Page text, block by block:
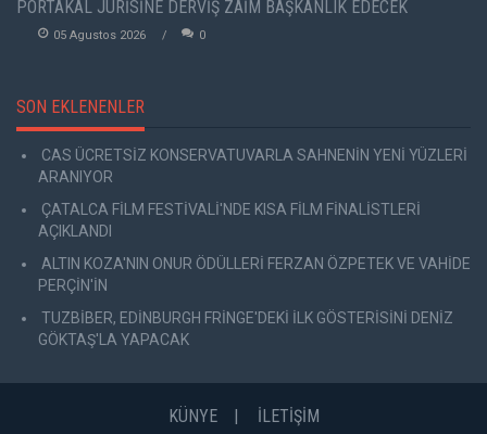
PORTAKAL JÜRİSİNE DERVİŞ ZAİM BAŞKANLIK EDECEK
05 Agustos 2026 0
SON EKLENENLER
CAS ÜCRETSİZ KONSERVATUVARLA SAHNENİN YENİ YÜZLERİ
ARANIYOR
ÇATALCA FİLM FESTİVALİ'NDE KISA FİLM FİNALİSTLERİ
AÇIKLANDI
ALTIN KOZA'NIN ONUR ÖDÜLLERİ FERZAN ÖZPETEK VE VAHİDE
PERÇİN'İN
TUZBİBER, EDİNBURGH FRİNGE'DEKİ İLK GÖSTERİSİNİ DENİZ
GÖKTAŞ'LA YAPACAK
KÜNYE İLETİŞİM